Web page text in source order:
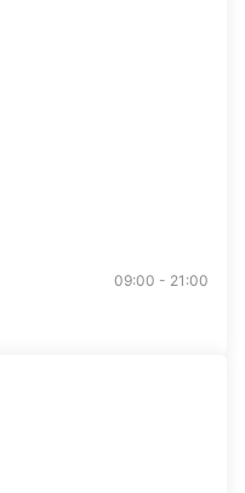
09:00 - 21:00